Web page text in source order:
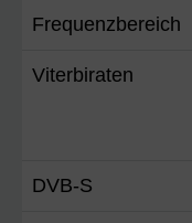
Frequenzbereich
Viterbiraten
DVB-S